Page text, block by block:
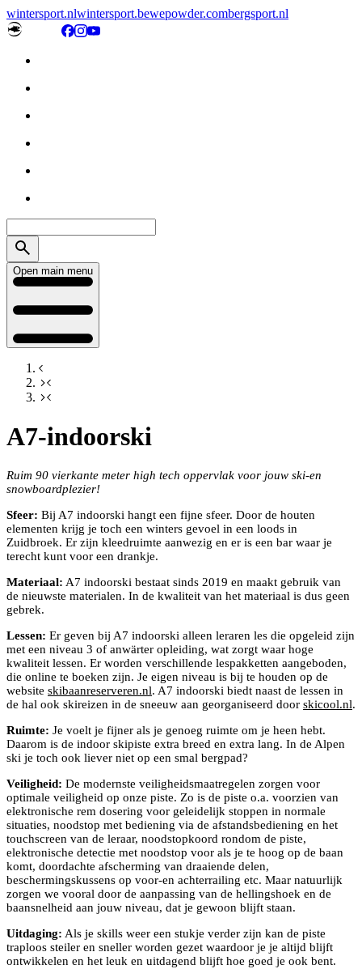
wintersport.nlwintersport.bewepowder.combergsport.nl
Open main menu
A7-indoorski
Ruim 90 vierkante meter high tech oppervlak voor jouw ski-en
snowboardplezier!
Sfeer: Bij A7 indoorski hangt een fijne sfeer. Door de houten
elementen krijg je toch een winters gevoel in een loods in
Zuidbroek. Er zijn kleedruimte aanwezig en er is een bar waar je
terecht kunt voor een drankje.
Materiaal: A7 indoorski bestaat sinds 2019 en maakt gebruik van
de nieuwste materialen. In de kwaliteit van het materiaal is dus geen
gebrek.
Lessen: Er geven bij A7 indoorski alleen leraren les die opgeleid zijn
met een niveau 3 of anwärter opleiding, wat zorgt waar hoge
kwaliteit lessen. Er worden verschillende lespakketten aangeboden,
die online te boeken zijn. Je eigen niveau is bij te houden op de
website skibaanreserveren.nl. A7 indoorski biedt naast de lessen in
de hal ook skireizen in de sneeuw aan georganiseerd door skicool.nl.
Ruimte: Je voelt je fijner als je genoeg ruimte om je heen hebt.
Daarom is de indoor skipiste extra breed en extra lang. In de Alpen
ski je toch ook liever niet op een smal bergpad?
Veiligheid: De modernste veiligheidsmaatregelen zorgen voor
optimale veiligheid op onze piste. Zo is de piste o.a. voorzien van
elektronische rem dosering voor geleidelijk stoppen in normale
situaties, noodstop met bediening via de afstandsbediening en het
touchscreen van de leraar, noodstopkoord rondom de piste,
elektronische detectie met noodstop voor als je te hoog op de baan
komt, doordachte afscherming van draaiende delen,
beschermingskussens op voor-en achterrailing etc. Maar natuurlijk
zorgen we vooral door de aanpassing van de hellingshoek en de
baansnelheid aan jouw niveau, dat je gewoon blijft staan.
Uitdaging: Als je skills weer een stukje verder zijn kan de piste
traploos steiler en sneller worden gezet waardoor je je altijd blijft
ontwikkelen en het leuk en uitdagend blijft hoe goed je ook bent.